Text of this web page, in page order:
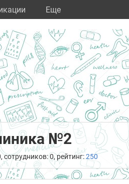
Eще
№2
сотрудников: 0, рейтинг:250